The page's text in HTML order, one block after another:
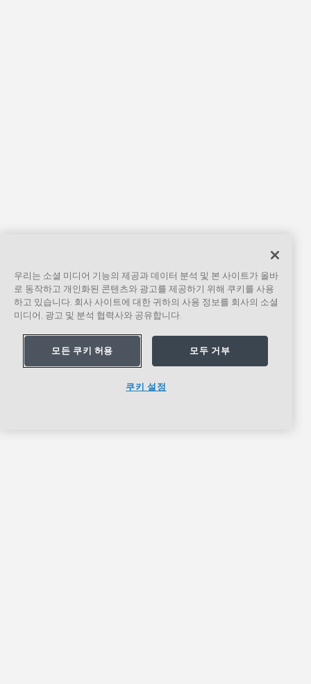
우리는 소셜 미디어 기능의 제공과 데이터 분석 및 본 사이트가 올바
로 동작하고 개인화된 콘텐츠와 광고를 제공하기 위해 쿠키를 사용
하고 있습니다. 회사 사이트에 대한 귀하의 사용 정보를 회사의 소셜
미디어, 광고 및 분석 협력사와 공유합니다.
모든 쿠키 허용 모두 거부
쿠키 설정